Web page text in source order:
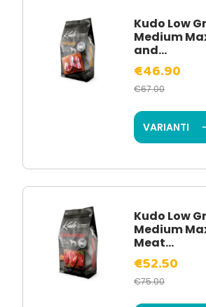
Kudo Low
Medium
and...
€46.90
€67.00
VARIANTI
Kudo Low
Medium
Meat...
€52.50
€75.00